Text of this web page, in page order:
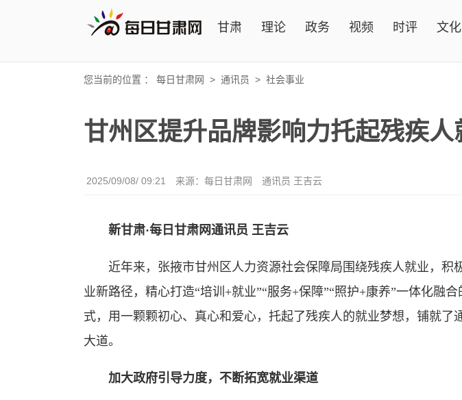
甘肃 理论 政务 视频 时评 文化
您当前的位置 ： 每日甘肃网 > 通讯员 > 社会事业
甘州区提升品牌影响力托起残疾人
2025/09/08/ 09:21 来源：每日甘肃网 通讯员 王吉云
新甘肃·每日甘肃网通讯员 王吉云
近年来，张掖市甘州区人力资源社会保障局围绕残疾人就业，积
业新路径，精心打造“培训+就业”“服务+保障”“照护+康养”一体化融
式，用一颗颗初心、真心和爱心，托起了残疾人的就业梦想，铺就了
大道。
加大政府引导力度，不断拓宽就业渠道